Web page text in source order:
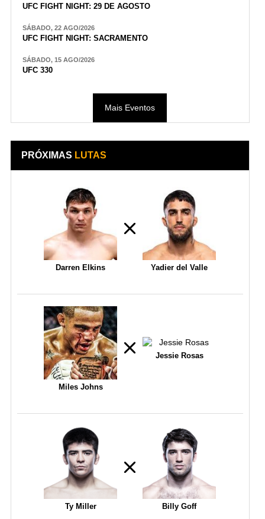
UFC FIGHT NIGHT: 29 DE AGOSTO
SÁBADO, 22 AGO/2026
UFC FIGHT NIGHT: SACRAMENTO
SÁBADO, 15 AGO/2026
UFC 330
Mais Eventos
PRÓXIMAS LUTAS
Darren Elkins Yadier del Valle
Miles Johns
Jessie Rosas
Ty Miller Billy Goff